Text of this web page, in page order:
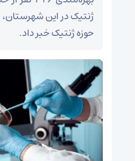
ژنتیک در این
حوزه ژنتیک خبر داد.